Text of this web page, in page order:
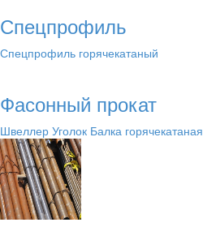
Спецпрофиль
Спецпрофиль горячекатаный
Фасонный прокат
Швеллер Уголок Балка горячекатаная